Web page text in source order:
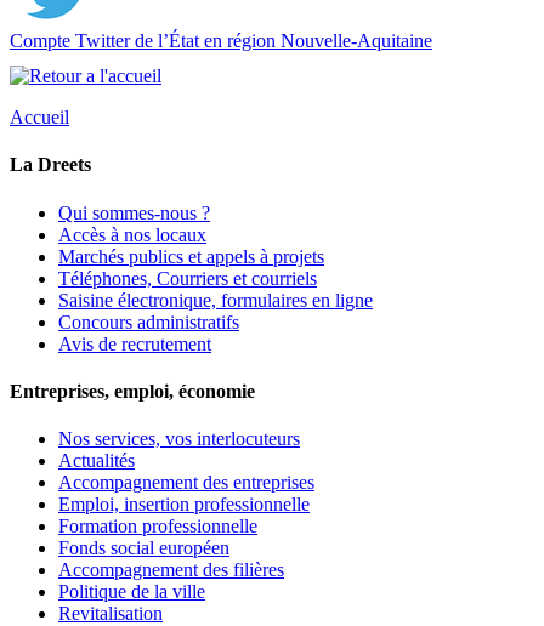
Compte Twitter de l’État en région Nouvelle-Aquitaine
Accueil
La Dreets
Qui sommes-nous ?
Accès à nos locaux
Marchés publics et appels à projets
Téléphones, Courriers et courriels
Saisine électronique, formulaires en ligne
Concours administratifs
Avis de recrutement
Entreprises, emploi, économie
Nos services, vos interlocuteurs
Actualités
Accompagnement des entreprises
Emploi, insertion professionnelle
Formation professionnelle
Fonds social européen
Accompagnement des filières
Politique de la ville
Revitalisation